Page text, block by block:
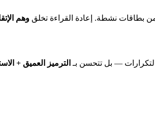
وهم
— بل تتحسن بـ الترميز العميق +